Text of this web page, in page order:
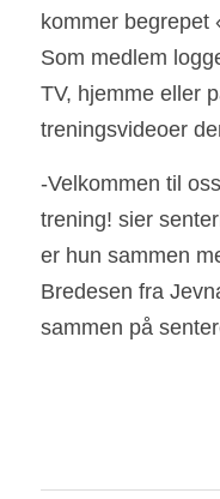
kommer begrepet
Som medlem
TV, hjemme eller
treningsvideoer
-Velkommen til
trening! sier
er hun sammen
Bredesen fra
sammen på